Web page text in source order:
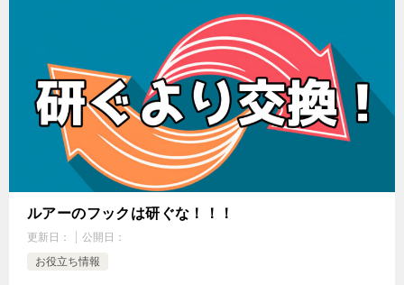
ルアーのフックは研ぐな！！！
更新日：
公開日：
お役立ち情報